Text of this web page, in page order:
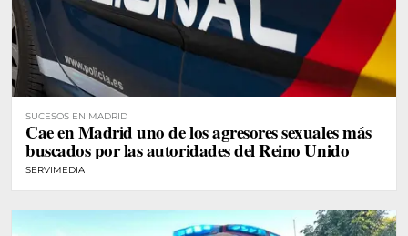
SUCESOS EN MADRID
Cae en Madrid uno de los agresores sexuales más
buscados por las autoridades del Reino Unido
SERVIMEDIA